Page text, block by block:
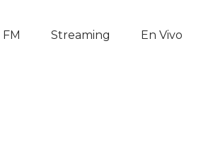
Streaming En Vivo